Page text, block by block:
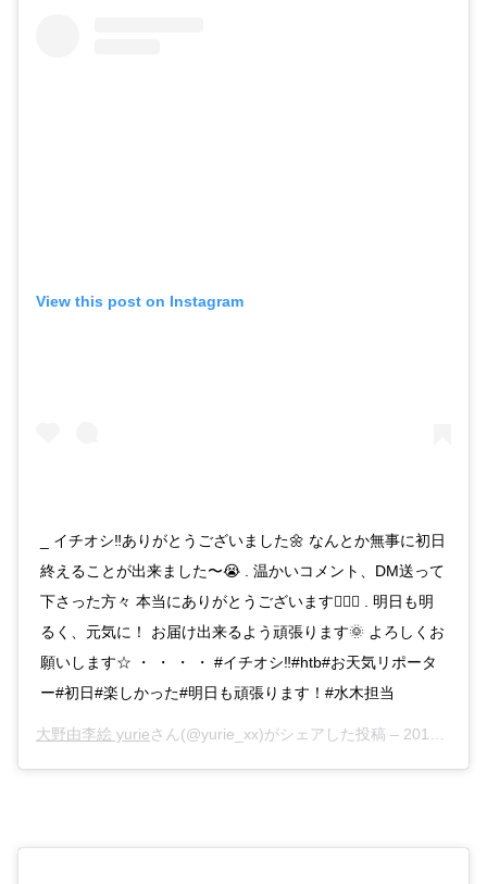
View this post on Instagram
_ イチオシ‼︎ありがとうございました🌼 なんとか無事に初日
終えることが出来ました〜😭 . 温かいコメント、DM送って
下さった方々 本当にありがとうございます🙇‍♀️✨ . 明日も明
るく、元気に！ お届け出来るよう頑張ります🌞 よろしくお
願いします☆ ・ ・ ・ ・ #イチオシ‼︎#htb#お天気リポータ
ー#初日#楽しかった#明日も頑張ります！#水木担当
大野由李絵 yurieさん(@yurie_xx)がシェアした投稿 – 2019年 4月月3日午前6時47分PDT